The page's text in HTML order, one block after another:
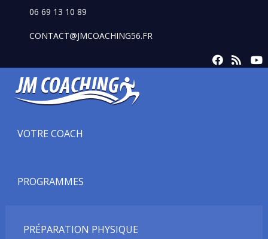
06 69 13 10 89
CONTACT@JMCOACHING56.FR
VOTRE COACH
PROGRAMMES
PRÉPARATION PHYSIQUE